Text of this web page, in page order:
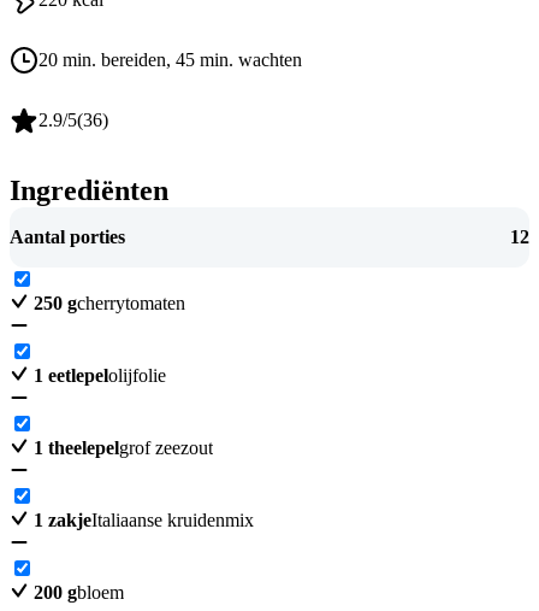
20 min. bereiden, 45 min. wachten
2.9/5(36)
Ingrediënten
Aantal porties 12
250 gcherrytomaten
1 eetlepelolijfolie
1 theelepelgrof zeezout
1 zakjeItaliaanse kruidenmix
200 gbloem